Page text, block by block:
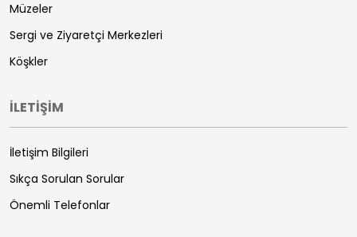
Müzeler
Sergi ve Ziyaretçi Merkezleri
Köşkler
İLETİŞİM
İletişim Bilgileri
Sıkça Sorulan Sorular
Önemli Telefonlar